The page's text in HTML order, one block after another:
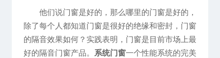
他们说门窗是好的，那么哪里的门窗是好的，
除了每个人都知道门窗是很好的绝缘和密封，门窗
的隔音效果如何？实践表明，门窗是目前市场上最
好的隔音门窗产品。
系统门窗一个性能系统的完美